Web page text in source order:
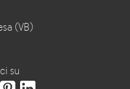
(VB)
su